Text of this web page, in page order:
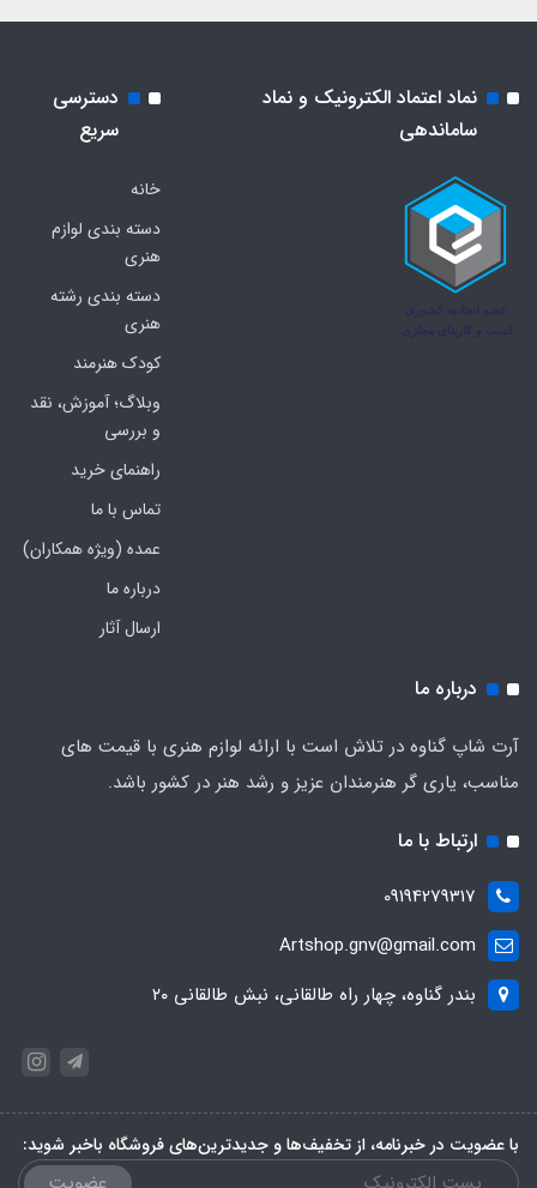
نماد اعتماد الکترونیک و نماد
ساماندهی
دسترسی
سریع
خانه
دسته بندی لوازم
هنری
دسته بندی رشته
هنری
کودک هنرمند
وبلاگ؛ آموزش، نقد
و بررسی
راهنمای خرید
تماس با ما
عمده (ویژه همکاران)
درباره ما
ارسال آثار
درباره ما
آرت شاپ گناوه در تلاش است با ارائه لوازم هنری با قیمت های
مناسب، یاری گر هنرمندان عزیز و رشد هنر در کشور باشد.
ارتباط با ما
09194279317
Artshop.gnv@gmail.com
بندر گناوه، چهار راه طالقانی، نبش طالقانی ۲۰
با عضویت در خبرنامه، از تخفیف‌ها و جدیدترین‌های فروشگاه باخبر شوید: